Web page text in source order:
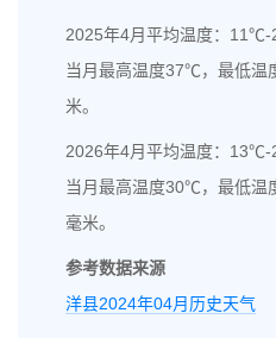
2025年4月平均温度：11℃-
当月最高温度37℃，最低
米。
2026年4月平均温度：13℃-
当月最高温度30℃，最低
毫米。
参考数据来源
洋县2024年04月历史天气